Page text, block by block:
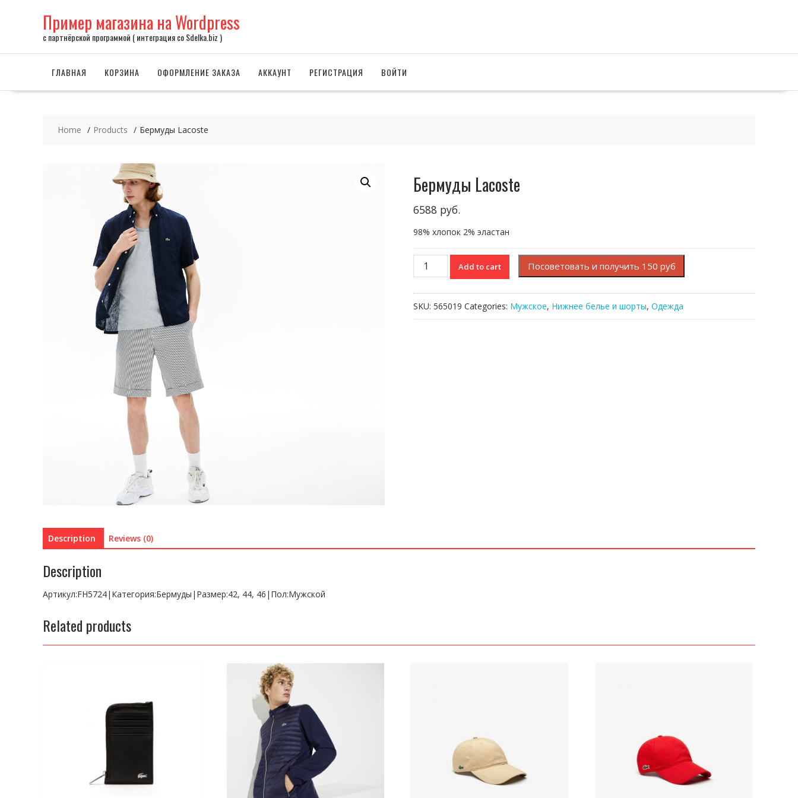
Пример магазина на Wordpress
с партнёрской программой ( интеграция со Sdelka.biz )
ГЛАВНАЯ КОРЗИНА ОФОРМЛЕНИЕ ЗАКАЗА АККАУНТ РЕГИСТРАЦИЯ ВОЙТИ
Home Products Бермуды Lacoste
Бермуды Lacoste
6588 руб.
98% хлопок 2% эластан
Бермуды
Lacoste
Add to cart Посоветовать и получить 150 руб
SKU: 565019 Categories: Мужское, Нижнее белье и шорты, Одежда
Description Reviews (0)
Description
Артикул:FH5724|Категория:Бермуды|Размер:42, 44, 46|Пол:Мужской
Related products